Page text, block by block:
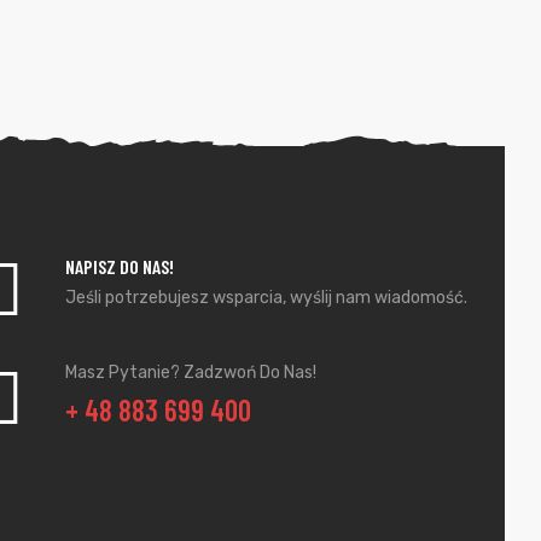
NAPISZ DO NAS!
Jeśli potrzebujesz wsparcia, wyślij nam wiadomość.
Masz Pytanie? Zadzwoń Do Nas!
+ 48 883 699 400